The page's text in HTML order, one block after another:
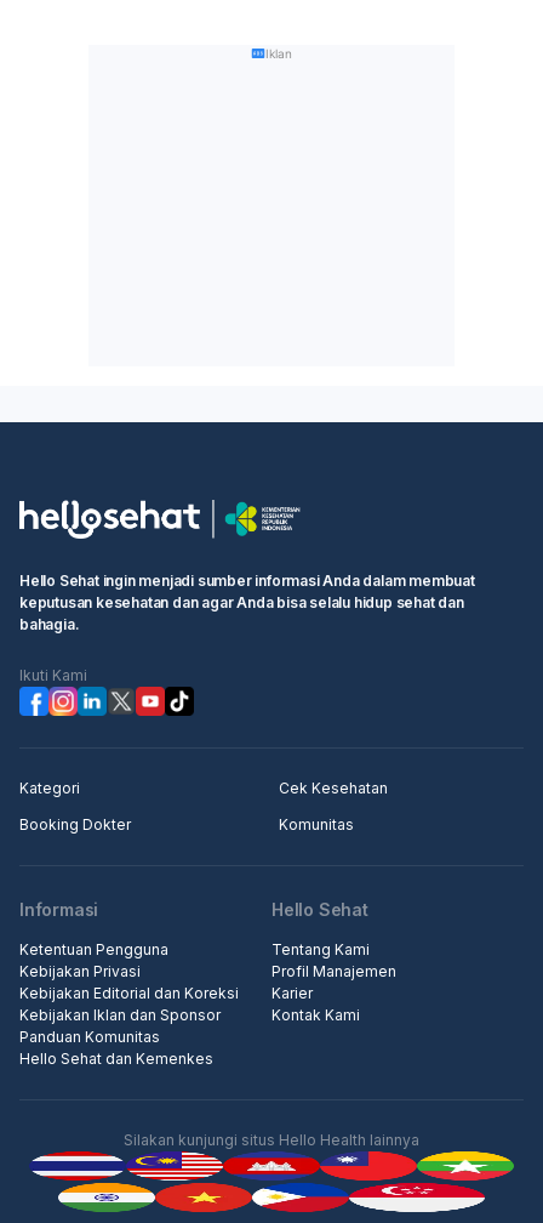
Iklan
Hello Sehat ingin menjadi sumber informasi Anda dalam membuat
keputusan kesehatan dan agar Anda bisa selalu hidup sehat dan
bahagia.
Ikuti Kami
Kategori
Cek Kesehatan
Booking Dokter
Komunitas
Informasi
Ketentuan Pengguna
Kebijakan Privasi
Kebijakan Editorial dan Koreksi
Kebijakan Iklan dan Sponsor
Panduan Komunitas
Hello Sehat dan Kemenkes
Hello Sehat
Tentang Kami
Profil Manajemen
Karier
Kontak Kami
Silakan kunjungi situs Hello Health lainnya